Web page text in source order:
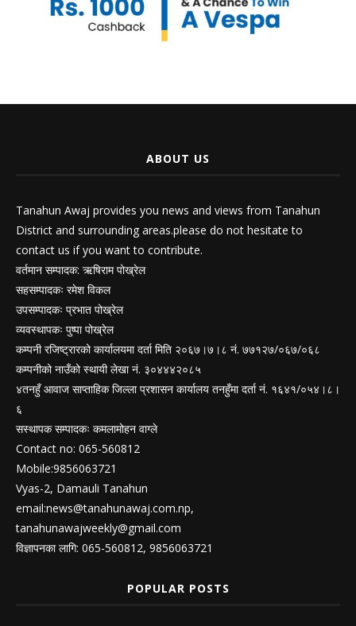
ABOUT US
Tanahun Awaj provides you news and views from Tanahun
District and surrounding areas.please do not hesitate to
contact us if you want to contribute.
वर्तमान सम्पादक: ऋषिराम पोख्रेल
सहसम्पादकः रमेश विकल
उपसम्पादकः प्रभात पोख्रेल
व्यवस्थापकः पुष्पा पोख्रेल
कम्पनी रजिष्ट्रारको कार्यालयमा दर्ता मिति २०६७।७।८ नं. ७७१२७/०६७/०६८
कम्पनीको नाउँको स्थायी लेखा नं. ३०४४४२०८५
४तनहुँ आवाज साप्ताहिक जिल्ला प्रशासन कार्यालय तनहुँमा दर्ता नं. १६४१/०५४।८।
६
सस्थापक सम्पादकः कमलामोहन वाग्ले
Contact no: 065-560812
Mobile:9856063721
Vyas-2, Damauli Tanahun
email:news@tanahunawaj.com.np,
tanahunawajweekly@gmail.com
विज्ञापनका लागि: 065-560812, 9856063721
POPULAR POSTS